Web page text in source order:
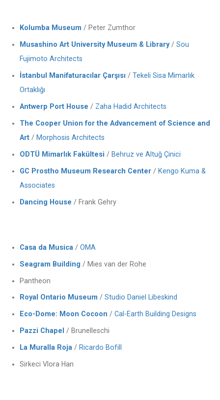
Kolumba Museum / Peter Zumthor
Musashino Art University Museum & Library/ Sou
Fujimoto Architects
İstanbul Manifaturacılar Çarşısı / Tekeli Sisa Mimarlık
Ortaklığı
Antwerp Port House / Zaha Hadid Architects
The Cooper Union for the Advancement of Science and
Art / Morphosis Architects
ODTÜ Mimarlık Fakültesi / Behruz ve Altuğ Çinici
GC Prostho Museum Research Center / Kengo Kuma &
Associates
Dancing House / Frank Gehry
Casa da Musica / OMA
Seagram Building / Mies van der Rohe
Pantheon
Royal Ontario Museum / Studio Daniel Libeskind
Eco-Dome: Moon Cocoon / Cal-Earth Building Designs
Pazzi Chapel / Brunelleschi
La Muralla Roja / Ricardo Bofill
Sirkeci Vlora Han